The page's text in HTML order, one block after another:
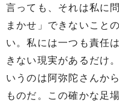
言っても、それは私に
まかせ」できないこと
い。私には一つも責任
きない現実があるだけ
いうのは阿弥陀さんか
ものだ。この確かな足